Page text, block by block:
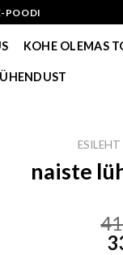
POODI
KOHE OLEMAS
ESILEHT
naiste